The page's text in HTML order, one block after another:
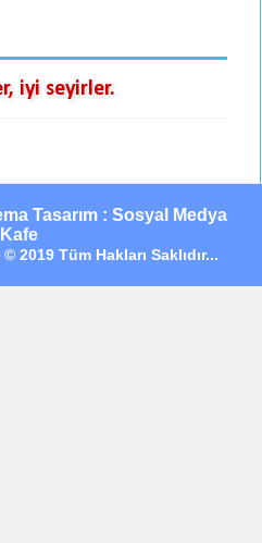
iyi seyirler.
Tasarım : Sosyal Medya
Kafe
2019 Tüm Hakları Saklıdır...